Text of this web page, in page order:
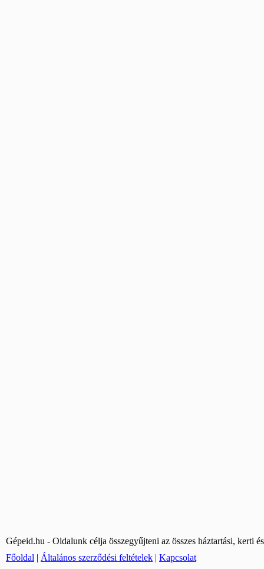
Gépeid.hu - Oldalunk célja összegyűjteni az összes háztartási, kerti
Főoldal | Általános szerződési feltételek | Kapcsolat